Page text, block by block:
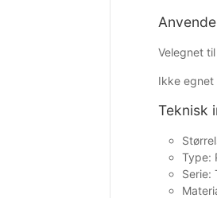
Velegnet
Ikke
Teknisk
Type:
Serie: